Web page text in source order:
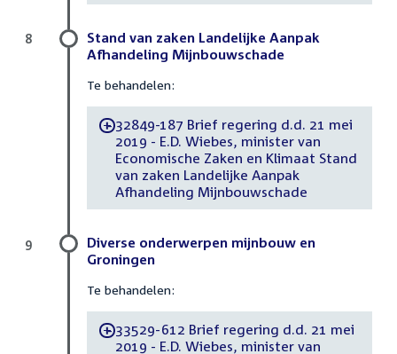
Stand van zaken Landelijke Aanpak
Afhandeling Mijnbouwschade
Te behandelen:
-32849-187 Brief regering d.d. 21 mei
2019 - E.D. Wiebes, minister van
Economische Zaken en Klimaat Stand
van zaken Landelijke Aanpak
Afhandeling Mijnbouwschade
8
Diverse onderwerpen mijnbouw en
Groningen
Te behandelen:
-33529-612 Brief regering d.d. 21 mei
2019 - E.D. Wiebes, minister van
9